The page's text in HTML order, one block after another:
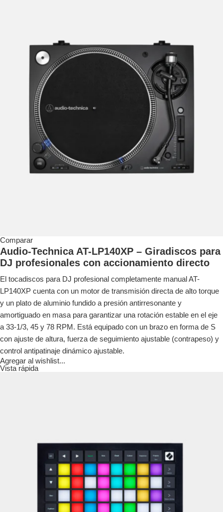
Comparar
Audio-Technica AT-LP140XP – Giradiscos para
DJ profesionales con accionamiento directo
El tocadiscos para DJ profesional completamente manual AT-
LP140XP cuenta con un motor de transmisión directa de alto torque
y un plato de aluminio fundido a presión antirresonante y
amortiguado en masa para garantizar una rotación estable en el eje
a 33-1/3, 45 y 78 RPM. Está equipado con un brazo en forma de S
con ajuste de altura, fuerza de seguimiento ajustable (contrapeso) y
control antipatinaje dinámico ajustable.
Agregar al wishlist...
Vista rápida